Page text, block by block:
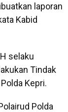
laporan
Kabid
selaku
Tindak
Kepri.
Polda